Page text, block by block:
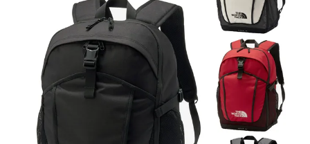
すべての商品
サンダル
レインシューズ
パンプス
すべての商品
サンダル
レインシューズ
キッズ
すべての商品
サンダル
NEW
SALE